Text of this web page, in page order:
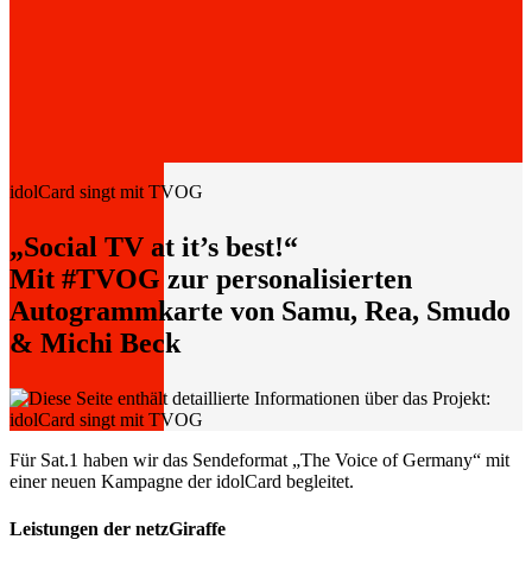
idolCard singt mit TVOG
„Social TV at it’s best!“
Mit #TVOG zur personalisierten
Autogrammkarte von Samu, Rea, Smudo
& Michi Beck
Für Sat.1 haben wir das Sendeformat „The Voice of Germany“ mit
einer neuen Kampagne der idolCard begleitet.
Leistungen der netzGiraffe